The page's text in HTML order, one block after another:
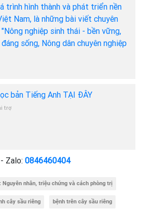
trình hình thành và phát triển nền
Nam, là những bài viết chuyên
nghiệp sinh thái - bền vững,
sống, Nông dân chuyên nghiệp
bản Tiếng Anh TẠI ĐÂY
trợ
- Zalo: 0846460404
Nguyên nhân, triệu chứng và cách phòng trị
cây sầu riêng bệnh trên cây sầu riêng